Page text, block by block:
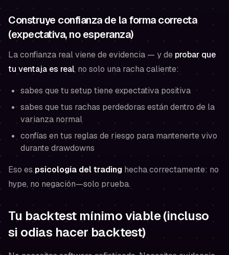
Construye confianza de la forma correcta
(expectativa, no esperanza)
La confianza real viene de evidencia — y de probar que
tu ventaja es real, no solo una racha caliente:
sabes que tu setup tiene expectativa positiva
sabes que tus rachas perdedoras están dentro de la
varianza normal
confías en tus reglas de riesgo para mantenerte vivo
durante drawdowns
Eso espsicología del trading hecha correctamente: no
hype, no negación—solo prueba.
Tu backtest mínimo viable (incluso
si odias hacer backtest)